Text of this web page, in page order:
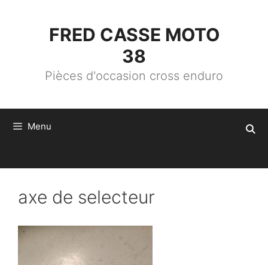
FRED CASSE MOTO
38
Pièces d'occasion cross enduro
Menu
axe de selecteur